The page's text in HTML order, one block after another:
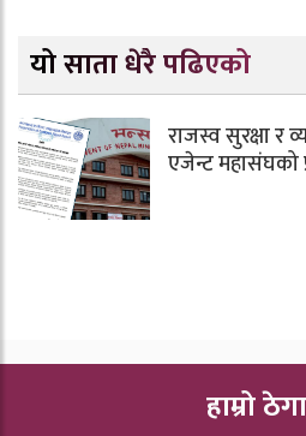
यो साता धेरै पढिएको
राजस्व सुरक्षा र
एजेन्ट महासंघको
हाम्रो